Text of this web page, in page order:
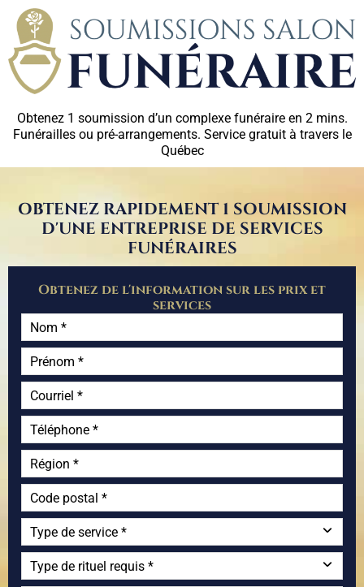
Obtenez 1 soumission d’un complexe funéraire en 2 mins.
Funérailles ou pré-arrangements. Service gratuit à travers le
Québec
OBTENEZ RAPIDEMENT 1 SOUMISSION
D'UNE ENTREPRISE DE SERVICES
FUNÉRAIRES
Obtenez de l'information sur les prix et
services